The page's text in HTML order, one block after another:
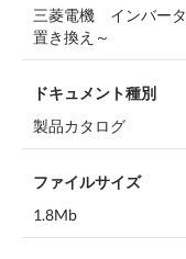
三菱電機 インバー
置き換え～
ドキュメント種別
製品カタログ
ファイルサイズ
1.8Mb